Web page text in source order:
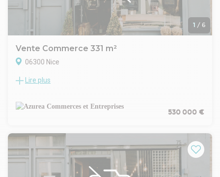
1 / 6
Vente Commerce 331 m²
06300 Nice
A vendre, murs occupés d'un local commercial situé dans le
niveaux: 175,15 m² au rez-de-chaussée + 156,18 m² de
mezzanine, actuellement à usage de bureaux ou de
général. Loué via un bail commercial avec des revenus
annuel de 36 000 Euros. Prix FAI : 530 K Euros
Lire plus
530 000 €